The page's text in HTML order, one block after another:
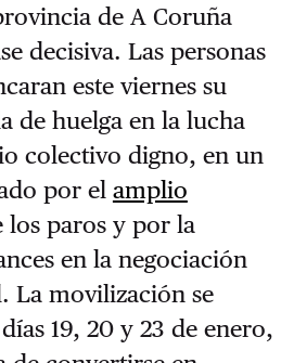
de A Coruña
decisiva. Las personas
este viernes su
de huelga en la lucha
colectivo digno, en un
por el amplio
los paros y por la
en la negociación
La movilización se
19, 20 y 23 de enero,